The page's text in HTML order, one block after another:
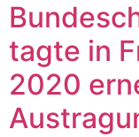
tagte in
2020